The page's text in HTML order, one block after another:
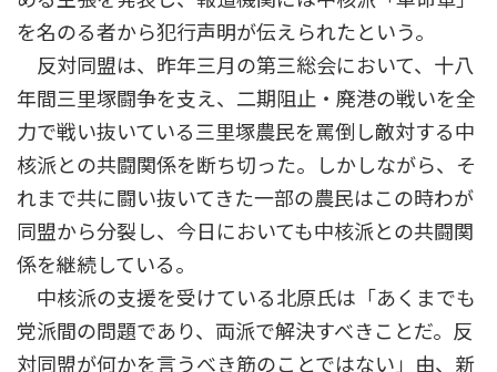
を名のる者から犯行声明が伝えられたという。
反対同盟は、昨年三月の第三総会において、十八
年間三里塚闘争を支え、二期阻止・廃港の戦いを全
力で戦い抜いている三里塚農民を罵倒し敵対する中
核派との共闘関係を断ち切った。しかしながら、そ
れまで共に闘い抜いてきた一部の農民はこの時わが
同盟から分裂し、今日においても中核派との共闘関
係を継続している。
中核派の支援を受けている北原氏は「あくまでも
党派間の問題であり、両派で解決すべきことだ。反
対同盟が何かを言うべき筋のことではない」由、新